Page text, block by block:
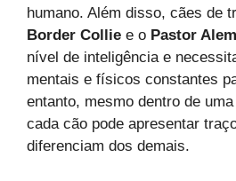
humano. Além disso, cães de
Border Collie e o Pastor
nível de inteligência e
mentais e físicos constantes
entanto, mesmo dentro de
cada cão pode apresentar
diferenciam dos demais.